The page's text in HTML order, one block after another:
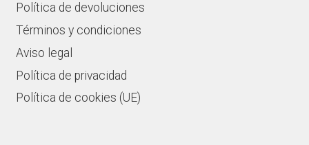
Política de devoluciones
Términos y condiciones
Aviso legal
Política de privacidad
Política de cookies (UE)